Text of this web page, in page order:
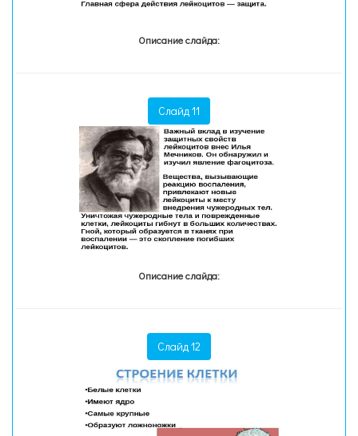
Описание слайда:
Слайд 11
Описание слайда:
Слайд 12